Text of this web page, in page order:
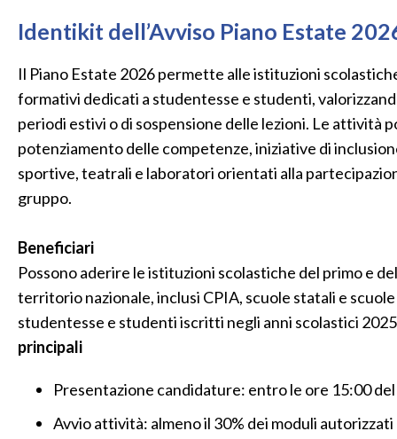
Identikit dell’Avviso Piano Estate
Il Piano Estate 2026 permette alle istituzioni
formativi dedicati a studentesse e studenti,
periodi estivi o di sospensione delle lezioni. Le attività
potenziamento delle competenze, iniziative di
sportive, teatrali e laboratori orientati alla
gruppo.
Beneficiari
Possono aderire le istituzioni scolastiche del primo e
territorio nazionale, inclusi CPIA, scuole statali e
studentesse e studenti iscritti negli anni scolastici
principali
Presentazione candidature: entro le ore 15:00
Avvio attività: almeno il 30% dei moduli